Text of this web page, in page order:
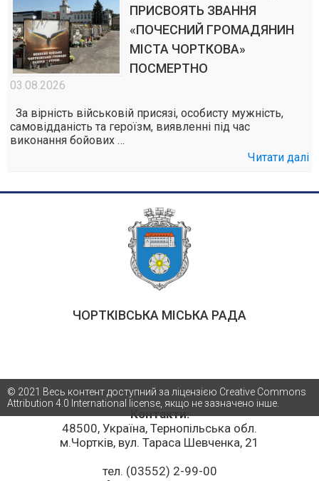
ПРИСВОЯТЬ ЗВАННЯ
«ПОЧЕСНИЙ ГРОМАДЯНИН
МІСТА ЧОРТКОВА»
ПОСМЕРТНО
03.08.2026
За вірність військовій присязі, особисту мужність,
самовідданість та героїзм, виявленні під час
виконання бойових …
Читати далі
ЧОРТКІВСЬКА МІСЬКА РАДА
Контакти:
48500, Україна, Тернопільська обл.
м.Чортків, вул. Тараса Шевченка, 21
тел. (03552) 2-99-00
© 2021 Весь контент доступний за ліцензією Creative Commons
Attribution 4.0 International license, якщо не зазначено інше.